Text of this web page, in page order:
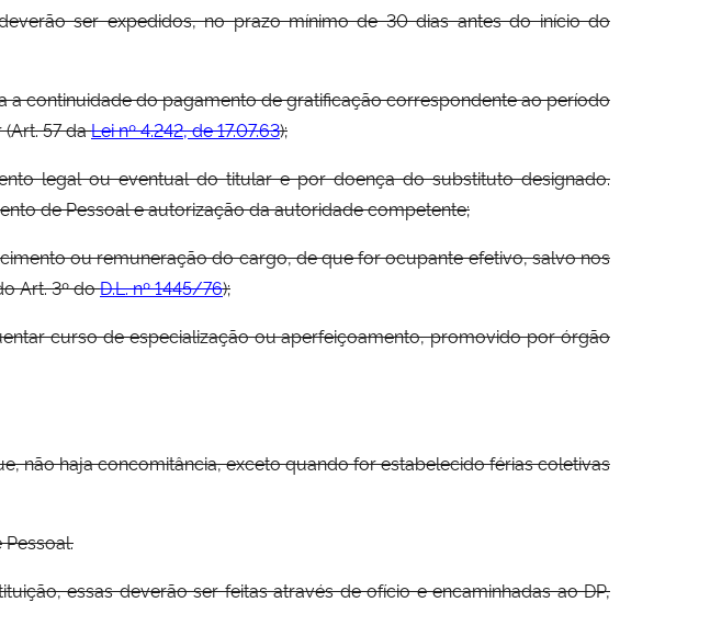
ser expedidos, no prazo mínimo de 30 dias antes do início do
continuidade do pagamento de gratificação correspondente ao período
57 daLei nº 4.242, de 17.07.63);
legal ou eventual do titular e por doença do substituto designado.
de Pessoal e autorização da autoridade competente;
ou remuneração do cargo, de que for ocupante efetivo, salvo nos
Art. 3º doD.L. nº 1445/76);
curso de especialização ou aperfeiçoamento, promovido por órgão
não haja concomitância, exceto quando for estabelecido férias coletivas
essas deverão ser feitas através de ofício e encaminhadas ao DP,